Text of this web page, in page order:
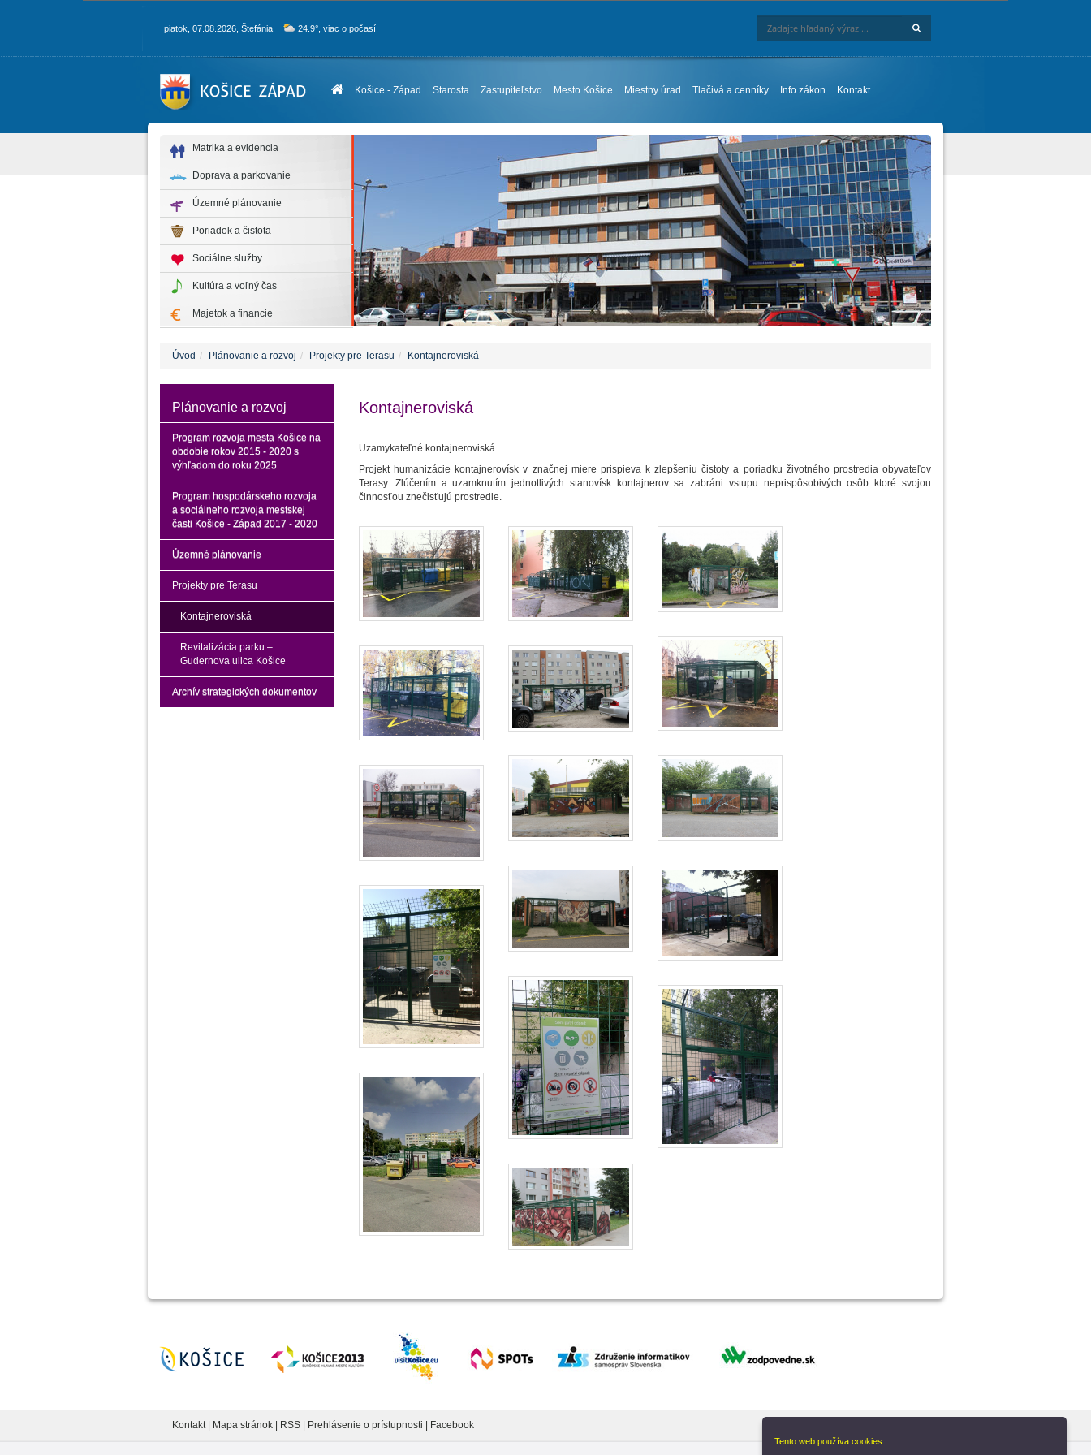
piatok, 07.08.2026, Štefánia 24.9°, viac o počasí
Košice - Západ Starosta Zastupiteľstvo Mesto Košice Miestny úrad Tlačivá a cenníky Info zákon Kontakt
Matrika a evidencia
Doprava a parkovanie
Územné plánovanie
Poriadok a čistota
Sociálne služby
Kultúra a voľný čas
Majetok a financie
Úvod Plánovanie a rozvoj Projekty pre Terasu Kontajneroviská
Plánovanie a rozvoj
Program rozvoja mesta Košice na
obdobie rokov 2015 - 2020 s
výhľadom do roku 2025
Program hospodárskeho rozvoja
a sociálneho rozvoja mestskej
časti Košice - Západ 2017 - 2020
Územné plánovanie
Projekty pre Terasu
Kontajneroviská
Revitalizácia parku –
Gudernova ulica Košice
Archív strategických dokumentov
Kontajneroviská
Uzamykateľné kontajneroviská
Projekt humanizácie kontajnerovísk v značnej miere prispieva k zlepšeniu čistoty a poriadku životného prostredia obyvateľov
Terasy. Zlúčením a uzamknutím jednotlivých stanovísk kontajnerov sa zabráni vstupu neprispôsobivých osôb ktoré svojou
činnosťou znečisťujú prostredie.
Kontakt| Mapa stránok RSS Prehlásenie o prístupnosti Facebook
Tento web používa cookies